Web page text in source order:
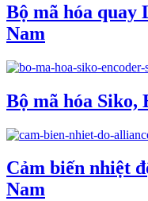
Bộ mã hóa quay
Nam
Bộ mã hóa Siko,
Cảm biến nhiệt
Nam